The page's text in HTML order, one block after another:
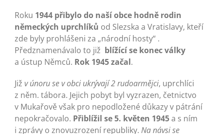
Roku 1944 přibylo do naší obce hodně rodin
německých uprchlíků od Slezska a Vratislavy, kteří
zde byly prohlášeni za „národní hosty“ .
Předznamenávalo to již blížící se konec války
a ústup Němců. Rok 1945 začal.
Již v únoru se v obci ukrývají 2 rudoarmějci, uprchlíci
z něm. tábora. Jejich pobyt byl vyzrazen, četnictvo
v Mukařově však pro nepodložené důkazy v pátrání
nepokračovalo. Přiblížil se 5. květen 1945a s ním
i zprávy o znovuzrození republiky. Na návsi se